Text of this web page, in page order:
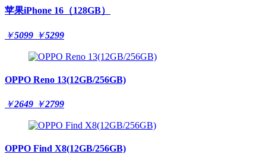
苹果iPhone 16（128GB）
￥5099 ￥5299
OPPO Reno 13(12GB/256GB)
￥2649 ￥2799
OPPO Find X8(12GB/256GB)